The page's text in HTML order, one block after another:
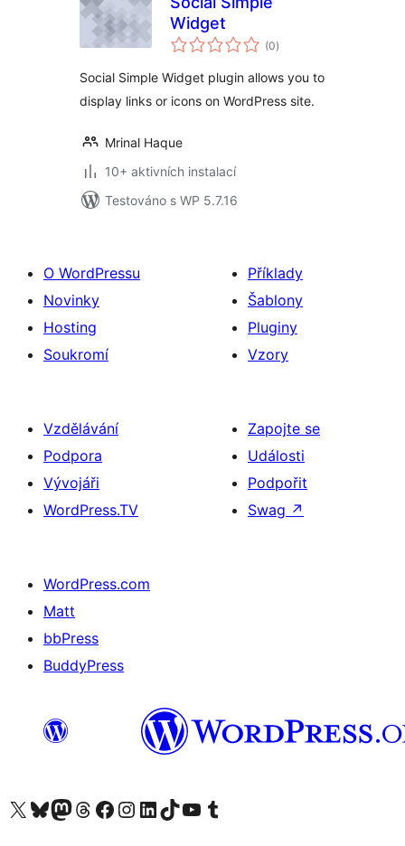
Widget
(0celkové
hodnocení
)
Social Simple Widget plugin allows you to
display links or icons on WordPress site.
Mrinal Haque
10+ aktivních instalací
Testováno s WP 5.7.16
O WordPressu
Novinky
Hosting
Soukromí
Příklady
Šablony
Pluginy
Vzory
Vzdělávání
Podpora
Vývojáři
WordPress.TV
Zapojte se
Události
Podpořit
Swag ↗
WordPress.com
Matt
bbPress
BuddyPress
Navštivte náš účet na X (dříve Twitter)
Navštivte náš Bluesky účetNavštivte náš účet Mastodon
Navštivte náš Threads účetNavštivte naši stránku na Facebooku
Navštivte náš Instagram účetNavštivte náš LinkedIn účetNavštivte náš TikTok účetNavštivte náš YouTube kanálNavštivte náš Tumblr účet